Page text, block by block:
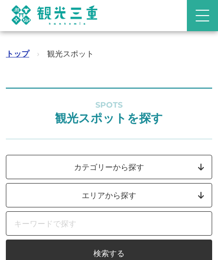
トップ › 観光スポット
SPOTS
観光スポットを探す
カテゴリーから探す
エリアから探す
検索する